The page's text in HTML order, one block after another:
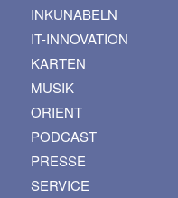
INKUNABELN
IT-INNOVATION
KARTEN
MUSIK
ORIENT
PODCAST
PRESSE
SERVICE